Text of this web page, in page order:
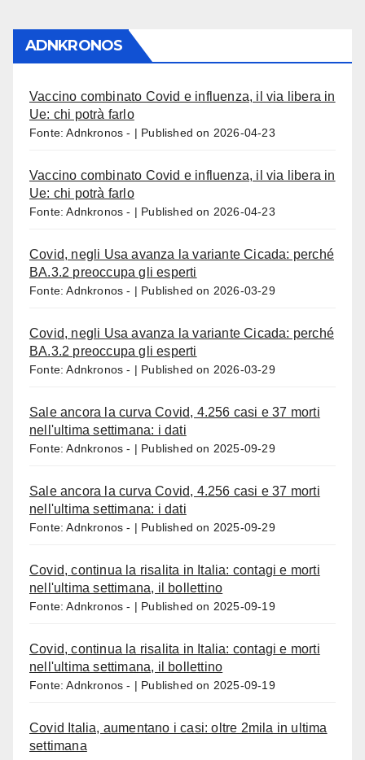
ADNKRONOS
Vaccino combinato Covid e influenza, il via libera in
Ue: chi potrà farlo
Fonte: Adnkronos - Published on 2026-04-23
Vaccino combinato Covid e influenza, il via libera in
Ue: chi potrà farlo
Fonte: Adnkronos - Published on 2026-04-23
Covid, negli Usa avanza la variante Cicada: perché
BA.3.2 preoccupa gli esperti
Fonte: Adnkronos - Published on 2026-03-29
Covid, negli Usa avanza la variante Cicada: perché
BA.3.2 preoccupa gli esperti
Fonte: Adnkronos - Published on 2026-03-29
Sale ancora la curva Covid, 4.256 casi e 37 morti
nell'ultima settimana: i dati
Fonte: Adnkronos - Published on 2025-09-29
Sale ancora la curva Covid, 4.256 casi e 37 morti
nell'ultima settimana: i dati
Fonte: Adnkronos - Published on 2025-09-29
Covid, continua la risalita in Italia: contagi e morti
nell'ultima settimana, il bollettino
Fonte: Adnkronos - Published on 2025-09-19
Covid, continua la risalita in Italia: contagi e morti
nell'ultima settimana, il bollettino
Fonte: Adnkronos - Published on 2025-09-19
Covid Italia, aumentano i casi: oltre 2mila in ultima
settimana